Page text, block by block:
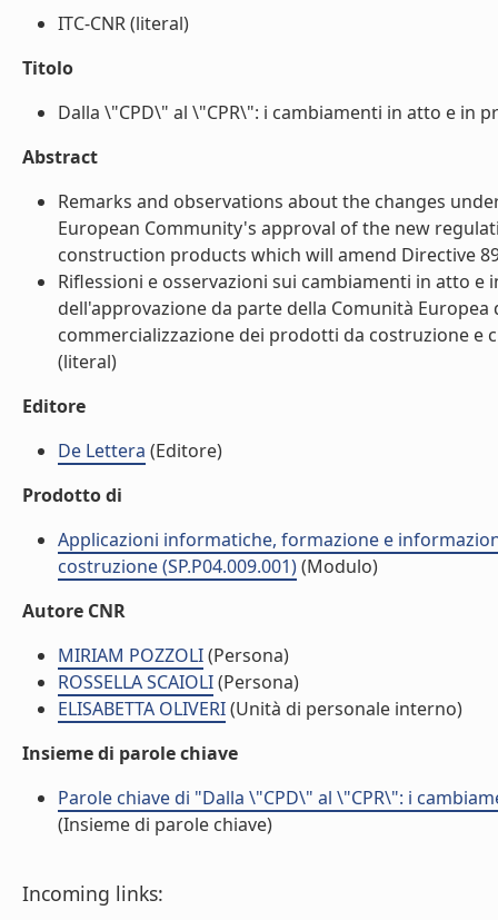
ITC-CNR (literal)
Titolo
Dalla \"CPD\" al \"CPR\": i cambiamenti in atto e in
Abstract
Remarks and observations about the changes
European Community's approval of the new
construction products which will amend Directive
Riflessioni e osservazioni sui cambiamenti in atto
dell'approvazione da parte della Comunità
commercializzazione dei prodotti da costruzione e
(literal)
Editore
De Lettera (Editore)
Prodotto di
Applicazioni informatiche, formazione e
costruzione (SP.P04.009.001)(Modulo)
Autore CNR
MIRIAM POZZOLI(Persona)
ROSSELLA SCAIOLI(Persona)
ELISABETTA OLIVERI(Unità di personale interno)
Insieme di parole chiave
Parole chiave di "Dalla \"CPD\" al \"CPR\": i
(Insieme di parole chiave)
Incoming links: